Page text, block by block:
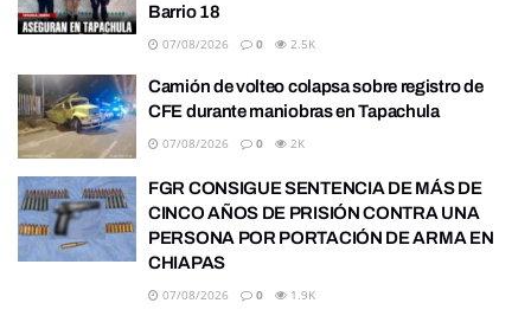
Barrio 18
07/08/2026 0 2.5K
Camión de volteo colapsa sobre registro de
CFE durante maniobras en Tapachula
07/08/2026 0 2K
FGR CONSIGUE SENTENCIA DE MÁS DE
CINCO AÑOS DE PRISIÓN CONTRA UNA
PERSONA POR PORTACIÓN DE ARMA EN
CHIAPAS
07/08/2026 0 1.9K